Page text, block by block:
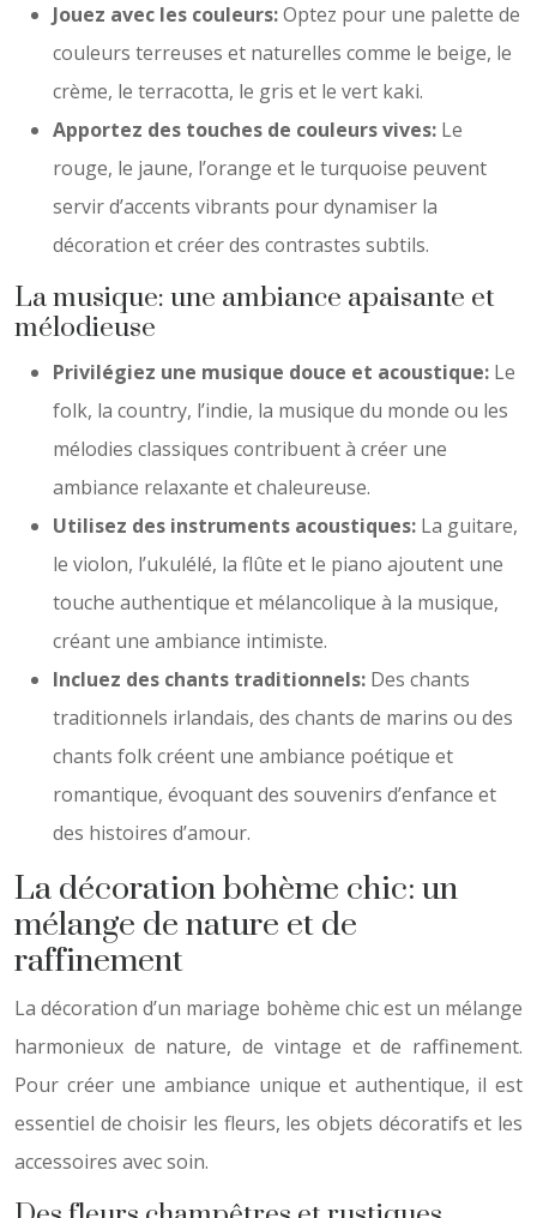
Jouez avec les couleurs:Optez pour une palette de
couleurs terreuses et naturelles comme le beige, le
crème, le terracotta, le gris et le vert kaki.
Apportez des touches de couleurs vives: Le
rouge, le jaune, l’orange et le turquoise peuvent
servir d’accents vibrants pour dynamiser la
décoration et créer des contrastes subtils.
La musique: une ambiance apaisante et
mélodieuse
Privilégiez une musique douce et acoustique: Le
folk, la country, l’indie, la musique du monde ou les
mélodies classiques contribuent à créer une
ambiance relaxante et chaleureuse.
Utilisez des instruments acoustiques: La guitare,
le violon, l’ukulélé, la flûte et le piano ajoutent une
touche authentique et mélancolique à la musique,
créant une ambiance intimiste.
Incluez des chants traditionnels: Des chants
traditionnels irlandais, des chants de marins ou des
chants folk créent une ambiance poétique et
romantique, évoquant des souvenirs d’enfance et
des histoires d’amour.
La décoration bohème chic: un
mélange de nature et de
raffinement
La décoration d’un mariage bohème chic est un mélange
harmonieux de nature, de vintage et de raffinement.
Pour créer une ambiance unique et authentique, il est
essentiel de choisir les fleurs, les objets décoratifs et les
accessoires avec soin.